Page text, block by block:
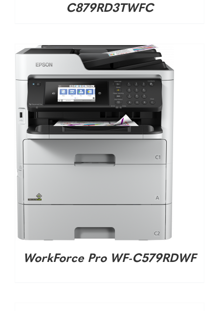
C879RD3TWFC
WorkForce Pro WF-C579RDWF